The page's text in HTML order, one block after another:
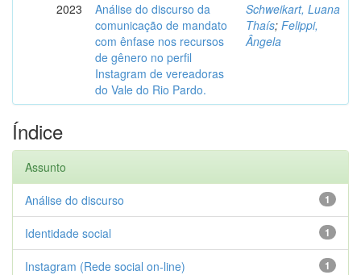
2023
Análise do discurso da
comunicação de mandato
com ênfase nos recursos
de gênero no perfil
Instagram de vereadoras
do Vale do Rio Pardo.
Schweikart, Luana
Thaís; Felippi,
Ângela
Índice
Assunto
1
Análise do discurso
1
Identidade social
1
Instagram (Rede social on-line)